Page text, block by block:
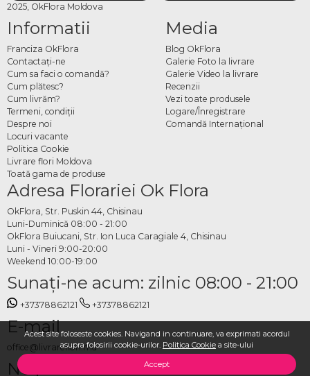
Acest site foloseste cookies. Navigand in continuare, va exprimati acordul
asupra folosirii cookie-urilor. Politica Cookie a site-ului
Accept
2025, OkFlora Moldova
Informatii
Franciza OkFlora
Contactaţi-ne
Cum sa faci o comandă?
Cum plătesc?
Cum livrăm?
Termeni, condiţii
Despre noi
Locuri vacante
Politica Cookie
Livrare flori Moldova
Toată gama de produse
Media
Blog OkFlora
Galerie Foto la livrare
Galerie Video la livrare
Recenzii
Vezi toate produsele
Logare/Înregistrare
Comandă Internațional
Adresa Florariei Ok Flora
OkFlora, Str. Puskin 44, Chisinau
Luni-Duminică 08:00 - 21:00
OkFlora Buiucani, Str. Ion Luca Caragiale 4, Chisinau
Luni - Vineri 9:00-20:00
Weekend 10:00-19:00
Sunaţi-ne acum: zilnic 08:00 - 21:00
+37378862121 +37378862121
E-mail
office@livrareflori.md
Ne puteți contacta: